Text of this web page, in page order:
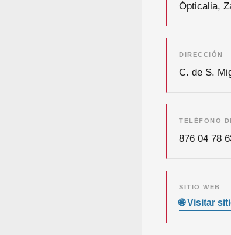
Ópticalia,
DIRECCIÓN
C. de S.
TELÉFONO
876 04 78
SITIO WEB